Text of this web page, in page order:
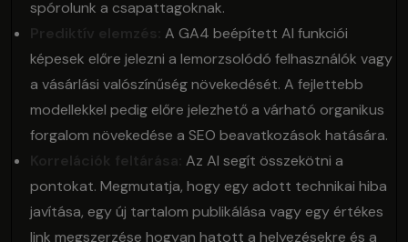
spórolunk a csapattagoknak.
Prediktív elemzés:
A GA4 beépített AI funkciói
képesek előre jelezni a lemorzsolódó felhasználók vagy
a vásárlási valószínűség növekedését. A fejlettebb
modellekkel pedig előre jelezhető a várható organikus
forgalom növekedése a SEO beavatkozások hatására.
Korrelációk feltárása:
Az AI segít összekötni a
pontokat. Megmutatja, hogy egy adott technikai hiba
javítása, egy új tartalom publikálása vagy egy értékes
link megszerzése hogyan hatott a helyezésekre és a